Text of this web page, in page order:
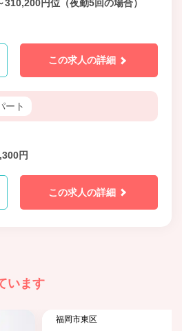
310,200円位（夜勤5回の場合）
この求人の詳細
ート
円
この求人の詳細
います
福岡市東区